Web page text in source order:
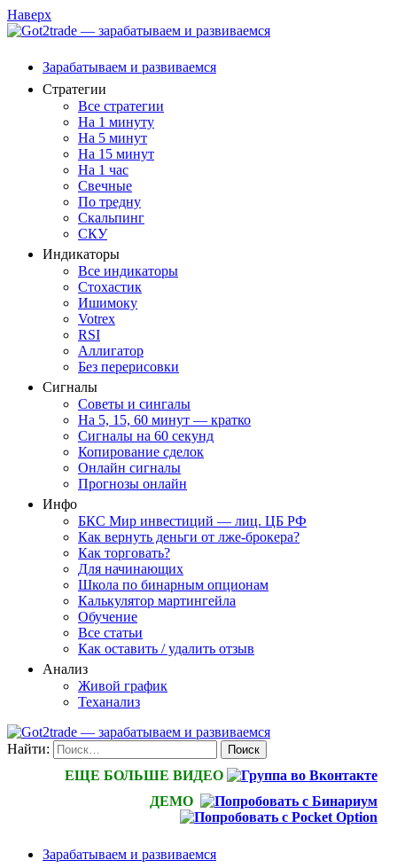
Наверх
Зарабатываем и развиваемся
Стратегии
Все стратегии
На 1 минуту
На 5 минут
На 15 минут
На 1 час
Свечные
По тредну
Скальпинг
СКУ
Индикаторы
Все индикаторы
Стохастик
Ишимоку
Votrex
RSI
Аллигатор
Без перерисовки
Сигналы
Советы и сингалы
На 5, 15, 60 минут — кратко
Сигналы на 60 секунд
Копирование сделок
Онлайн сигналы
Прогнозы онлайн
Инфо
БКС Мир инвестиций — лиц. ЦБ РФ
Как вернуть деньги от лже-брокера?
Как торговать?
Для начинающих
Школа по бинарным опционам
Калькулятор мартингейла
Обучение
Все статьи
Как оставить / удалить отзыв
Анализ
Живой график
Теханализ
Найти:
ЕЩЕ БОЛЬШЕ ВИДЕО
ДЕМО
Зарабатываем и развиваемся